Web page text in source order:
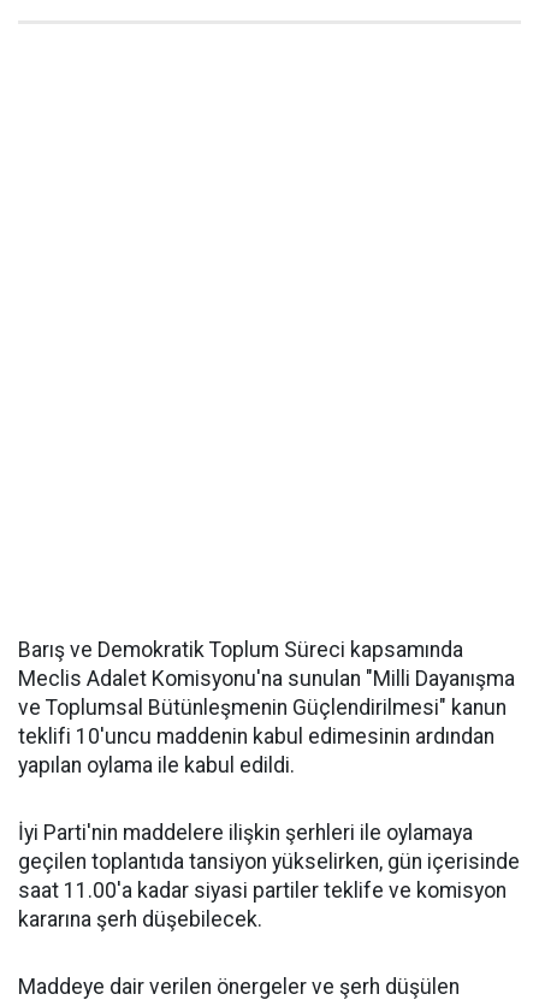
Barış ve Demokratik Toplum Süreci kapsamında
Meclis Adalet Komisyonu'na sunulan "Milli Dayanışma
ve Toplumsal Bütünleşmenin Güçlendirilmesi" kanun
teklifi 10'uncu maddenin kabul edimesinin ardından
yapılan oylama ile kabul edildi.
İyi Parti'nin maddelere ilişkin şerhleri ile oylamaya
geçilen toplantıda tansiyon yükselirken, gün içerisinde
saat 11.00'a kadar siyasi partiler teklife ve komisyon
kararına şerh düşebilecek.
Maddeye dair verilen önergeler ve şerh düşülen